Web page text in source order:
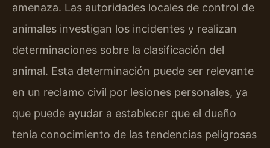
amenaza. Las autoridades locales de control de
animales investigan los incidentes y realizan
determinaciones sobre la clasificación del
animal. Esta determinación puede ser relevante
en un reclamo civil por lesiones personales, ya
que puede ayudar a establecer que el dueño
tenía conocimiento de las tendencias peligrosas